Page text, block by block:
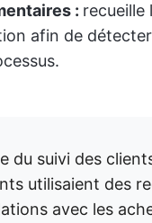
: recueille
afin de
du suivi des
utilisaient des
avec les